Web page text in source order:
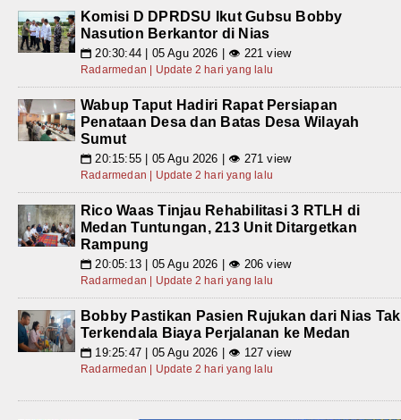
Komisi D DPRDSU Ikut Gubsu Bobby
Nasution Berkantor di Nias
📅 20:30:44 | 05 Agu 2026 | 👁 221 view
Radarmedan | Update 2 hari yang lalu
Wabup Taput Hadiri Rapat Persiapan
Penataan Desa dan Batas Desa Wilayah
Sumut
📅 20:15:55 | 05 Agu 2026 | 👁 271 view
Radarmedan | Update 2 hari yang lalu
Rico Waas Tinjau Rehabilitasi 3 RTLH di
Medan Tuntungan, 213 Unit Ditargetkan
Rampung
📅 20:05:13 | 05 Agu 2026 | 👁 206 view
Radarmedan | Update 2 hari yang lalu
Bobby Pastikan Pasien Rujukan dari Nias Tak
Terkendala Biaya Perjalanan ke Medan
📅 19:25:47 | 05 Agu 2026 | 👁 127 view
Radarmedan | Update 2 hari yang lalu